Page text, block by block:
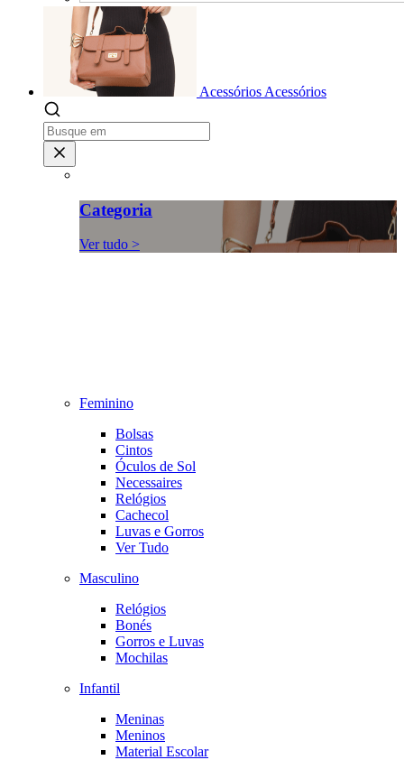
Acessórios Acessórios
Categoria
Ver tudo >
Feminino
Bolsas
Cintos
Óculos de Sol
Necessaires
Relógios
Cachecol
Luvas e Gorros
Ver Tudo
Masculino
Relógios
Bonés
Gorros e Luvas
Mochilas
Infantil
Meninas
Meninos
Material Escolar